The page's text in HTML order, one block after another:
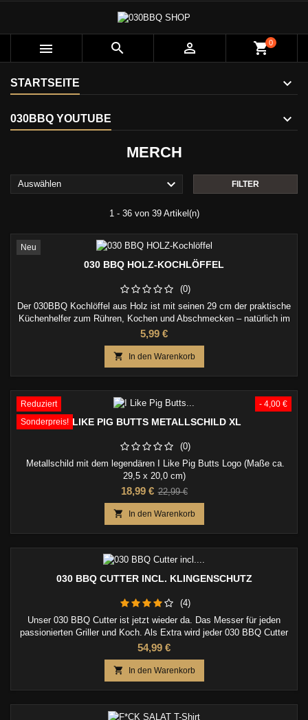
   shopping_cart0
STARTSEITE
030BBQ YOUTUBE
MERCH
Auswählen  FILTER
1 - 36 von 39 Artikel(n)
Neu
030 BBQ HOLZ-KOCHLÖFFEL
(0)
Der 030BBQ Kochlöffel aus Holz ist mit seinen 29 cm der praktische
Küchenhelfer zum Rühren, Kochen und Abschmecken – natürlich im
passenden 030BBQ Look.
Preis
5,99 €
 In den Warenkorb
- 4,00 €
Reduziert
Sonderpreis!I LIKE PIG BUTTS METALLSCHILD XL
(0)
Metallschild mit dem legendären I Like Pig Butts Logo (Maße ca.
29,5 x 20,0 cm)
Preis
18,99 € Verkaufspreis
22,99 €
 In den Warenkorb
030 BBQ CUTTER INCL. KLINGENSCHUTZ
(4)
Unser 030 BBQ Cutter ist jetzt wieder da. Das Messer für jeden
passionierten Griller und Koch. Als Extra wird jeder 030 BBQ Cutter
mit einen Klingenschutz geliefert.
Preis
54,99 €
 In den Warenkorb